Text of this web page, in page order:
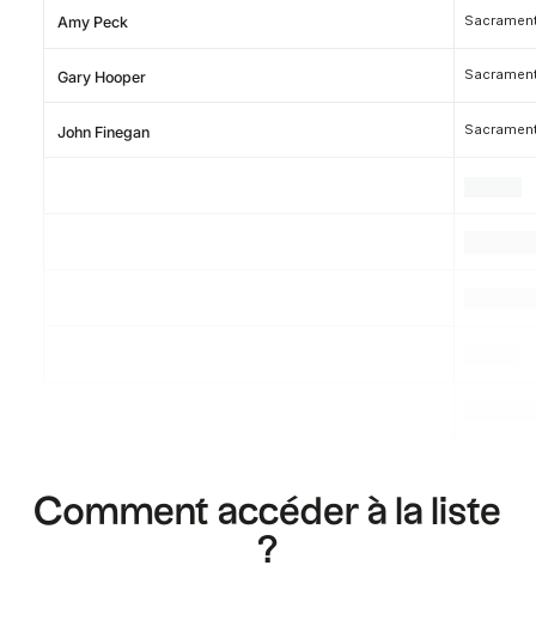
Amy Peck
Gary Hooper
John Finegan
Comment accéder à la liste
?